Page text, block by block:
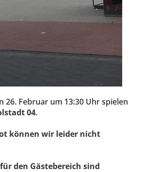
26. Februar um 13:30 Uhr spielen
04.
können wir leider nicht
den Gästebereich sind